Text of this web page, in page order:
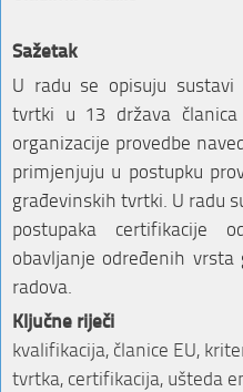
Sažetak
U radu se opisuju sustavi
tvrtki u 13 država
organizacije provedbe
primjenjuju u postupku
građevinskih tvrtki. U radu
postupaka certifikacije
obavljanje određenih
radova.
Ključne riječi
kvalifikacija, članice EU,
tvrtka, certifikacija, ušteda